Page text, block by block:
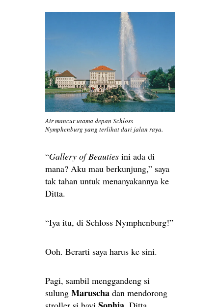
Air mancur utama depan Schloss
Nymphenburg yang terlihat dari jalan raya.
“Gallery of Beauties ini ada di
mana? Aku mau berkunjung,” saya
tak tahan untuk menanyakannya ke
Ditta.
“Iya itu, di Schloss Nymphenburg!”
Ooh. Berarti saya harus ke sini.
Pagi, sambil menggandeng si
sulung Maruscha dan mendorong